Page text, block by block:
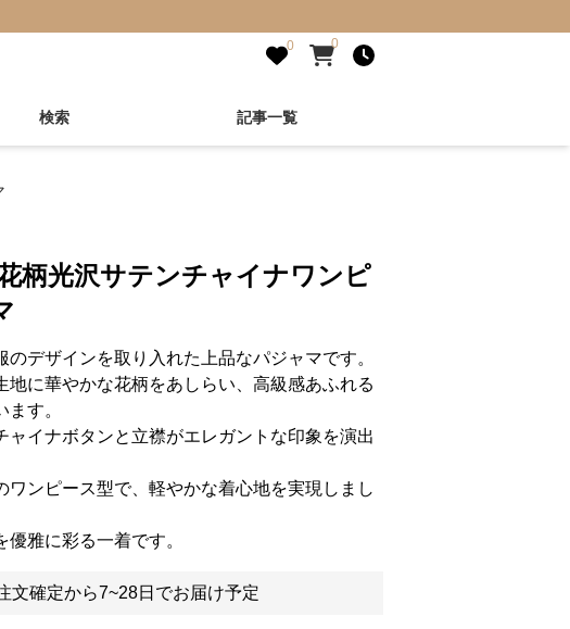
0 0
検索 記事一覧
柄光沢サテンチャイナワンピ
のデザインを取り入れた上品なパジャマです。
地に華やかな花柄をあしらい、高級感あふれる
す。
ャイナボタンと立襟がエレガントな印象を演出
ワンピース型で、軽やかな着心地を実現しまし
優雅に彩る一着です。
文確定から7~28日でお届け予定